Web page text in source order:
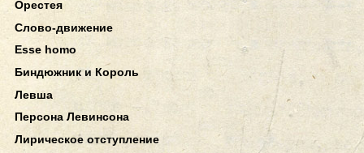
Орестея
Слово-движение
Esse homo
Биндюжник и Король
Левша
Персона Левинсона
Лирическое отступление